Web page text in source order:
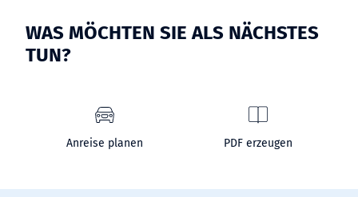
WAS MÖCHTEN SIE ALS NÄCHSTES
TUN?
Anreise planen PDF erzeugen